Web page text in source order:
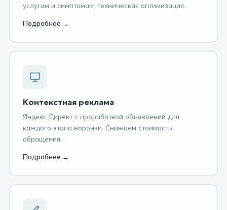
услугам и симптомам, техническая оптимизация.
Подробнее →
Контекстная реклама
Яндекс.Директ с проработкой объявлений для
каждого этапа воронки. Снижаем стоимость
обращения.
Подробнее →